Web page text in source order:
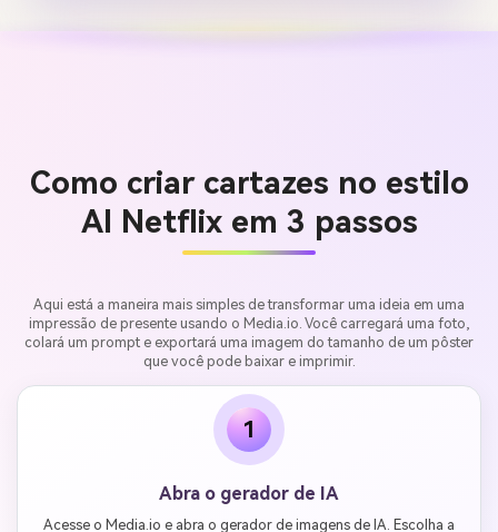
Como criar cartazes no estilo
AI Netflix em 3 passos
Aqui está a maneira mais simples de transformar uma ideia em uma
impressão de presente usando o Media.io. Você carregará uma foto,
colará um prompt e exportará uma imagem do tamanho de um pôster
que você pode baixar e imprimir.
1
Abra o gerador de IA
Acesse o Media.io e abra o gerador de imagens de IA. Escolha a